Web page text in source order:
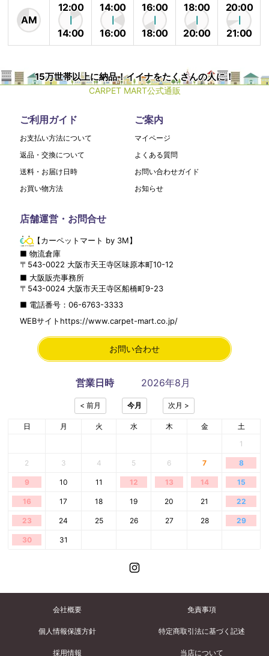
AM
12:00
14:00
14:00
16:00
16:00
18:00
18:00
20:00
20:00
21:00
15万世帯以上に納品！イイナをたくさんの人に！
CARPET MART公式通販
ご利用ガイド
お支払い方法について
返品・交換について
送料・お届け日時
お買い物方法
ご案内
マイページ
よくある質問
お問い合わせガイド
お知らせ
店舗運営・お問合せ
【カーペットマート by 3M】
■ 物流倉庫
〒 543-0022 大阪市天王寺区味原本町10-12
■ 大阪販売事務所
〒 543-0024 大阪市天王寺区船橋町9-23
■ 電話番号：06-6763-3333
WEBサイト https://www.carpet-mart.co.jp/
お問い合わせ
営業日時 2026年8月
日 月 火 水 木 金
土
1
2 3 4 5 6 7 8
9 10 11 12 13 14 15
16 17 18 19 20 21 22
23 24 25 26 27 28 29
30 31
会社概要 免責事項
個人情報保護方針 特定商取引法に基づく記述
採用情報 当店について